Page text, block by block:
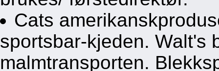
Cats
sportsbar-kjeden. Walt's
malmtransporten.